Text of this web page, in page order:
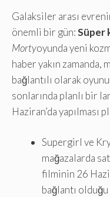
Galaksiler arası
önemli bir gün:Süper
Mortyoyunda yeni
haber yakın zamanda,
bağlantılı olarak
sonlarında planlı bir
Haziran’da yapılması
Supergirl ve
mağazalarda
filminin 26
bağlantı olduğu